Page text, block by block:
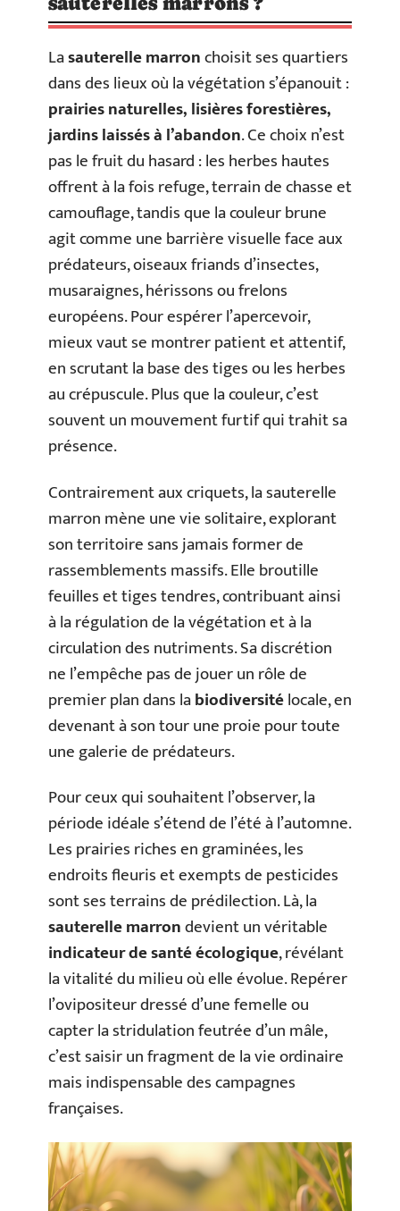
Lasauterelle marronchoisit ses quartiers
dans des lieux où la végétation s’épanouit :
prairies naturelles, lisières forestières,
jardins laissés à l’abandon. Ce choix n’est
pas le fruit du hasard : les herbes hautes
offrent à la fois refuge, terrain de chasse et
camouflage, tandis que la couleur brune
agit comme une barrière visuelle face aux
prédateurs, oiseaux friands d’insectes,
musaraignes, hérissons ou frelons
européens. Pour espérer l’apercevoir,
mieux vaut se montrer patient et attentif,
en scrutant la base des tiges ou les herbes
au crépuscule. Plus que la couleur, c’est
souvent un mouvement furtif qui trahit sa
présence.
Contrairement aux criquets, la sauterelle
marron mène une vie solitaire, explorant
son territoire sans jamais former de
rassemblements massifs. Elle broutille
feuilles et tiges tendres, contribuant ainsi
à la régulation de la végétation et à la
circulation des nutriments. Sa discrétion
ne l’empêche pas de jouer un rôle de
premier plan dans labiodiversitélocale, en
devenant à son tour une proie pour toute
une galerie de prédateurs.
Pour ceux qui souhaitent l’observer, la
période idéale s’étend de l’été à l’automne.
Les prairies riches en graminées, les
endroits fleuris et exempts de pesticides
sont ses terrains de prédilection. Là, la
sauterelle marrondevient un véritable
indicateur de santé écologique, révélant
la vitalité du milieu où elle évolue. Repérer
l’ovipositeur dressé d’une femelle ou
capter la stridulation feutrée d’un mâle,
c’est saisir un fragment de la vie ordinaire
mais indispensable des campagnes
françaises.